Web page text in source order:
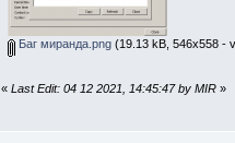
Баг миранда.png(19.13 kB, 546x558 -
«Last Edit: 04 12 2021, 14:45:47 by MIR »